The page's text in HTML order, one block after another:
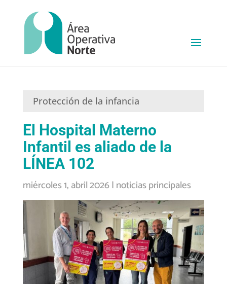
Protección de la infancia
El Hospital Materno
Infantil es aliado de la
LÍNEA 102
miércoles 1, abril 2026|noticias principales